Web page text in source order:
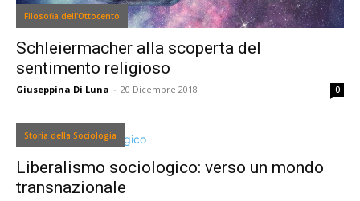
Filosofia dell'Ottocento
Schleiermacher alla scoperta del
sentimento religioso
Giuseppina Di Luna - 20 Dicembre 2018 0
Storia della Sociologia
Liberalismo sociologico: verso un mondo
transnazionale